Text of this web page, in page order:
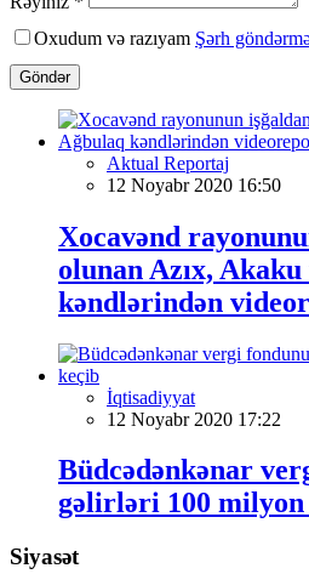
Oxudum və razıyam Şərh
Göndər
Aktual Reportaj
12 Noyabr 2020 16:50
Xocavənd
olunan Azıx,
kəndlərindən
İqtisadiyyat
12 Noyabr 2020 17:22
Büdcədənkənar
gəlirləri 100 milyon
Siyasət